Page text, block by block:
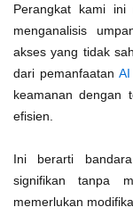
Perangkat kami ini
menganalisis
akses yang tidak
dari pemanfaatan
keamanan dengan
efisien.
Ini berarti
signifikan tanpa
memerlukan